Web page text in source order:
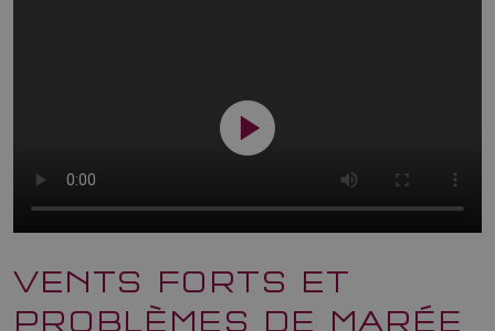
VENTS FORTS ET
PROBLÈMES DE MARÉE